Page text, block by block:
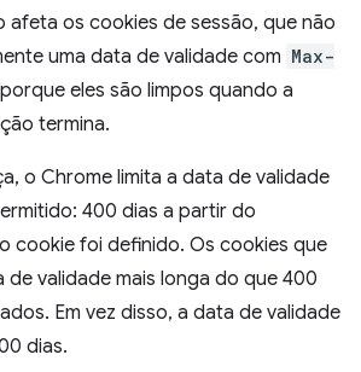
afeta os cookies de sessão, que não
uma data de validade com Max-
eles são limpos quando a
termina.
o Chrome limita a data de validade
400 dias a partir do
cookie foi definido. Os cookies que
de validade mais longa do que 400
Em vez disso, a data de validade
dias.